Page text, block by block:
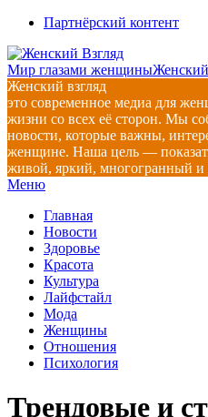
Перейти
содержимому
Партнёрский контент
Мир глазами женщиныЖенский
Женский взгляд
это современное медиа для
жизни со всех её сторон. Мы
новости, которые важны,
женщине. Наша цель —
живой, яркий, многогранный и
Главное
меню
Меню
Главная
Новости
Здоровье
Красота
Культура
Лайфстайл
Мода
Женщины
Отношения
Психология
Трендовые и